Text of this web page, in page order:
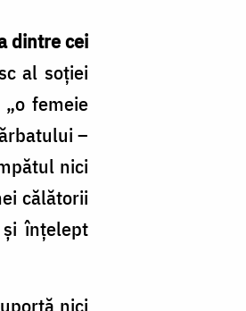
dintre cei
al soției
femeie
–
nici
călătorii
înțelept
nici